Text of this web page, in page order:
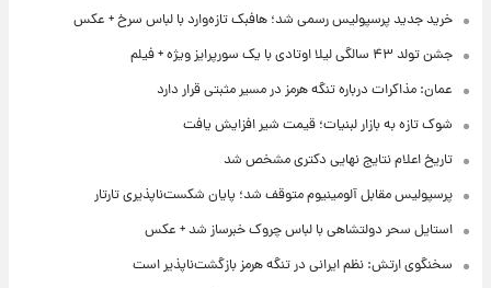
خرید جدید پرسپولیس رسمی شد؛ هافبک تازه‌وارد با لباس سرخ + عکس
جشن تولد ۴۳ سالگی لیلا اوتادی با یک سورپرایز ویژه + فیلم
عمان: مذاکرات درباره تنگه هرمز در مسیر مثبتی قرار دارد
شوک تازه به بازار لبنیات؛ قیمت شیر افزایش یافت
تاریخ اعلام نتایج نهایی دکتری مشخص شد
پرسپولیس مقابل آلومینیوم متوقف شد؛ پایان شکست‌ناپذیری تارتار
استایل سحر دولتشاهی با لباس چروک خبرساز شد + عکس
سخنگوی ارتش: نظم ایرانی در تنگه هرمز بازگشت‌ناپذیر است